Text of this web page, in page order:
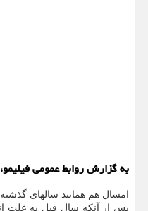
به گزارش روابط عمومی فیلیمو، پخش سریال
امسال هم همانند سالهای گذشته